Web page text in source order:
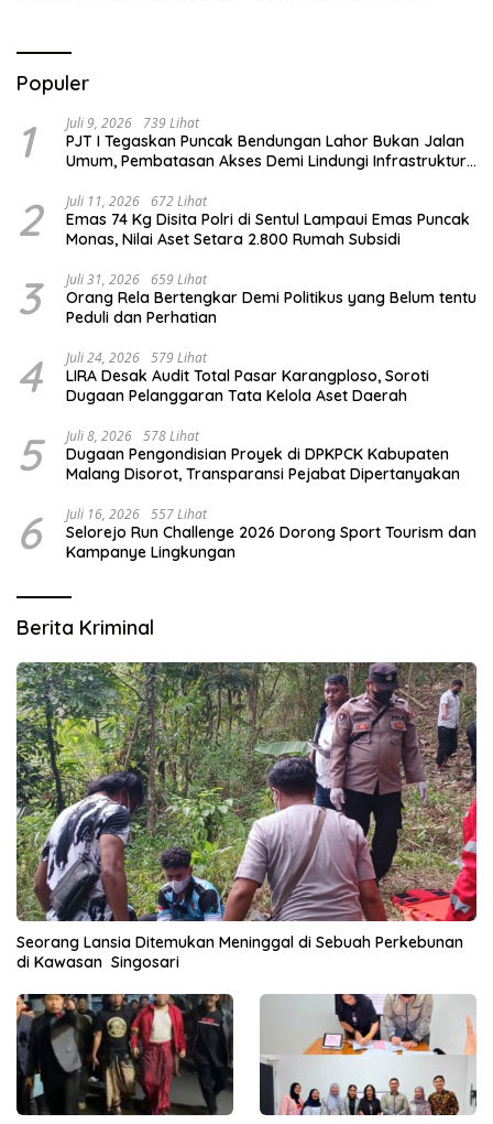
Populer
1 Juli 9, 2026 739 Lihat
PJT I Tegaskan Puncak Bendungan Lahor Bukan Jalan
Umum, Pembatasan Akses Demi Lindungi Infrastruktur
2 Juli 11, 2026 672 Lihat
Emas 74 Kg Disita Polri di Sentul Lampaui Emas Puncak
Monas, Nilai Aset Setara 2.800 Rumah Subsidi
3 Juli 31, 2026 659 Lihat
Orang Rela Bertengkar Demi Politikus yang Belum tentu
Peduli dan Perhatian
4 Juli 24, 2026 579 Lihat
LIRA Desak Audit Total Pasar Karangploso, Soroti
Dugaan Pelanggaran Tata Kelola Aset Daerah
5 Juli 8, 2026 578 Lihat
Dugaan Pengondisian Proyek di DPKPCK Kabupaten
Malang Disorot, Transparansi Pejabat Dipertanyakan
6 Juli 16, 2026 557 Lihat
Selorejo Run Challenge 2026 Dorong Sport Tourism dan
Kampanye Lingkungan
Berita Kriminal
Seorang Lansia Ditemukan Meninggal di Sebuah Perkebunan
di Kawasan Singosari